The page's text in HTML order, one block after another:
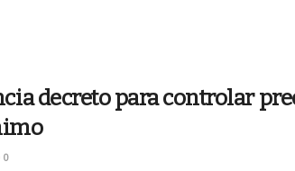
decreto para controlar
0